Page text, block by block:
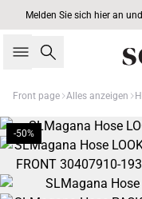
Melden Sie sich hier an
Suche
Front page Alles anzeigen
-50%